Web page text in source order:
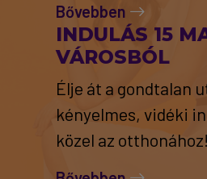
Bővebben
INDULÁS 15
VÁROSBÓL
Élje át a gondtalan
kényelmes, vidéki
közel az otthonához!